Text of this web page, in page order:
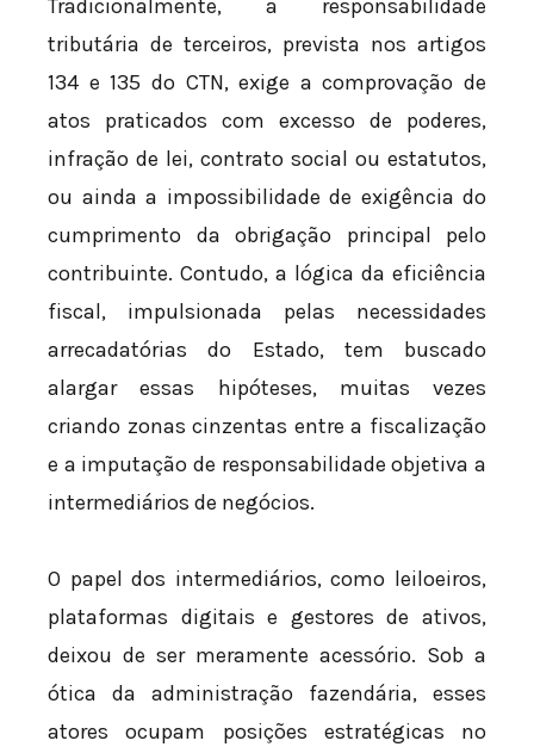
Tradicionalmente, a responsabilidade
tributária de terceiros, prevista nos artigos
134 e 135 do CTN, exige a comprovação de
atos praticados com excesso de poderes,
infração de lei, contrato social ou estatutos,
ou ainda a impossibilidade de exigência do
cumprimento da obrigação principal pelo
contribuinte. Contudo, a lógica da eficiência
fiscal, impulsionada pelas necessidades
arrecadatórias do Estado, tem buscado
alargar essas hipóteses, muitas vezes
criando zonas cinzentas entre a fiscalização
e a imputação de responsabilidade objetiva a
intermediários de negócios.
O papel dos intermediários, como leiloeiros,
plataformas digitais e gestores de ativos,
deixou de ser meramente acessório. Sob a
ótica da administração fazendária, esses
atores ocupam posições estratégicas no